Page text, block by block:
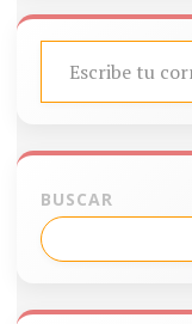
ESCRIBE TU CORREO ELECTRÓNICO…
BUSCAR